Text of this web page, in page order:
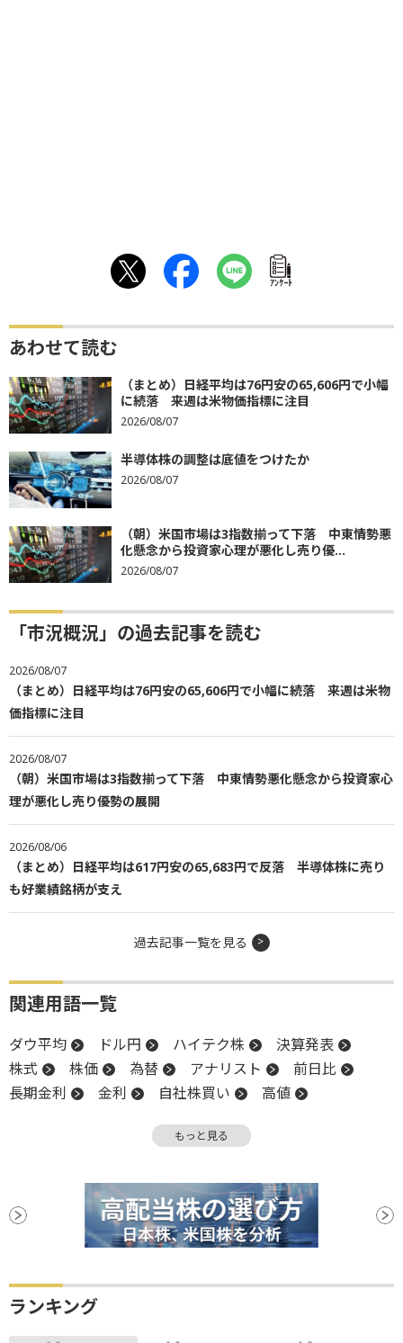
ｱﾝｹｰﾄ
あわせて読む
（まとめ）日経平均は76円安の65,606円で小幅
に続落 来週は米物価指標に注目
2026/08/07
半導体株の調整は底値をつけたか
2026/08/07
（朝）米国市場は3指数揃って下落 中東情勢悪
化懸念から投資家心理が悪化し売り優...
2026/08/07
「市況概況」の過去記事を読む
2026/08/07
（まとめ）日経平均は76円安の65,606円で小幅に続落 来週は米物
価指標に注目
2026/08/07
（朝）米国市場は3指数揃って下落 中東情勢悪化懸念から投資家心
理が悪化し売り優勢の展開
2026/08/06
（まとめ）日経平均は617円安の65,683円で反落 半導体株に売り
も好業績銘柄が支え
過去記事一覧を見る
関連用語一覧
ダウ平均 ドル円 ハイテク株
決算発表
株式
株価 為替 アナリスト
前日比
長期金利
金利 自社株買い
高値
続伸 調整
もっと見る
ランキング